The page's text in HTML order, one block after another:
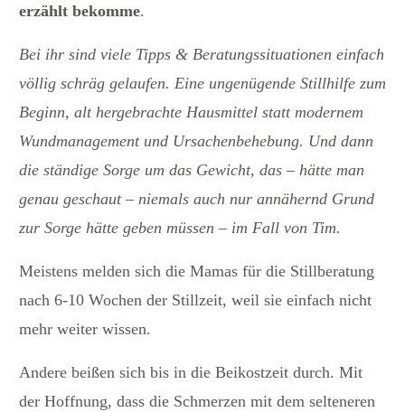
erzählt bekomme.
Bei ihr sind viele Tipps & Beratungssituationen einfach
völlig schräg gelaufen. Eine ungenügende Stillhilfe zum
Beginn, alt hergebrachte Hausmittel statt modernem
Wundmanagement und Ursachenbehebung. Und dann
die ständige Sorge um das Gewicht, das – hätte man
genau geschaut – niemals auch nur annähernd Grund
zur Sorge hätte geben müssen – im Fall von Tim.
Meistens melden sich die Mamas für die Stillberatung
nach 6-10 Wochen der Stillzeit, weil sie einfach nicht
mehr weiter wissen.
Andere beißen sich bis in die Beikostzeit durch. Mit
der Hoffnung, dass die Schmerzen mit dem selteneren